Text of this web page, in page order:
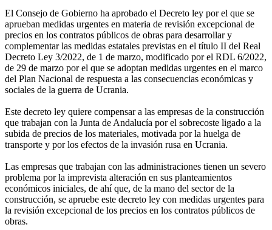
El Consejo de Gobierno ha aprobado el Decreto ley por el que se
aprueban medidas urgentes en materia de revisión excepcional de
precios en los contratos públicos de obras para desarrollar y
complementar las medidas estatales previstas en el título II del Real
Decreto Ley 3/2022, de 1 de marzo, modificado por el RDL 6/2022,
de 29 de marzo por el que se adoptan medidas urgentes en el marco
del Plan Nacional de respuesta a las consecuencias económicas y
sociales de la guerra de Ucrania.
Este decreto ley quiere compensar a las empresas de la construcción
que trabajan con la Junta de Andalucía por el sobrecoste ligado a la
subida de precios de los materiales, motivada por la huelga de
transporte y por los efectos de la invasión rusa en Ucrania.
Las empresas que trabajan con las administraciones tienen un severo
problema por la imprevista alteración en sus planteamientos
económicos iniciales, de ahí que, de la mano del sector de la
construcción, se apruebe este decreto ley con medidas urgentes para
la revisión excepcional de los precios en los contratos públicos de
obras.